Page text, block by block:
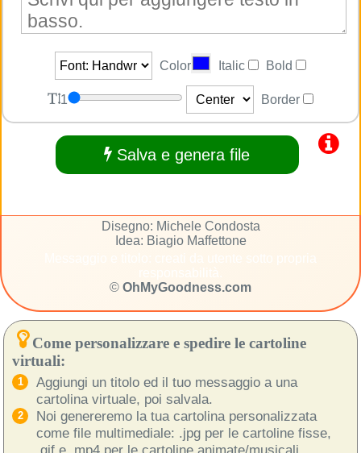
Color Italic Bold
1 Border
Salva e genera file
Disegno: Michele Condosta
Idea: Biagio Maffettone
© OhMyGoodness.com
Come personalizzare e spedire le cartoline
virtuali:
Aggiungi un titolo ed il tuo messaggio a una
cartolina virtuale, poi salvala.
Noi genereremo la tua cartolina personalizzata
come file multimediale: .jpg per le cartoline fisse,